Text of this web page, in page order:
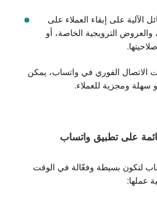
الآلية على إبقاء العملاء على
والعروض الترويجية الخاصة، أو
الاتصال الفوري في واتساب، يمكن
سهلة ومجزية للعملاء.
على تطبيق واتساب
لتكون بسيطة وفعّالة في الوقت
عملها: